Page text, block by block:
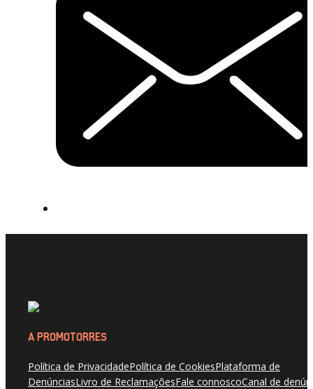
A PROMOTORRES
Política de PrivacidadePolítica de CookiesPlataforma de
DenúnciasLivro de ReclamaçõesFale connoscoCanal de